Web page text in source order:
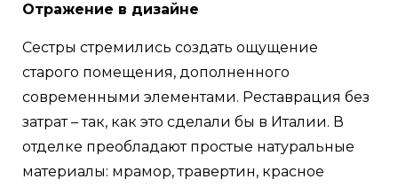
Отражение в дизайне
Сестры стремились создать ощущение
старого помещения, дополненного
современными элементами. Реставрация без
затрат – так, как это сделали бы в Италии. В
отделке преобладают простые натуральные
материалы: мрамор, травертин, красное